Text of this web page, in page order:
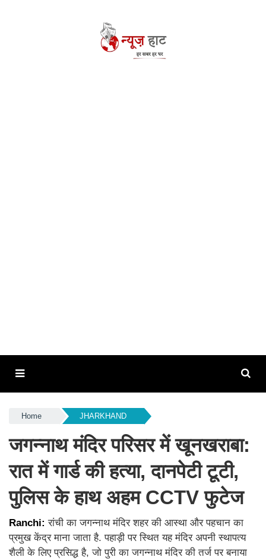
Home JHARKHAND
जगन्नाथ मंदिर परिसर में खूनखराबा:
रात में गार्ड की हत्या, दानपेटी टूटी,
पुलिस के हाथ अहम CCTV फुटेज
Ranchi:रांची का जगन्नाथ मंदिर शहर की आस्था और पहचान का
प्रमुख केंद्र माना जाता है. पहाड़ी पर स्थित यह मंदिर अपनी स्थापत्य
शैली के लिए प्रसिद्ध है, जो पुरी का जगन्नाथ मंदिर की तर्ज पर बनाया